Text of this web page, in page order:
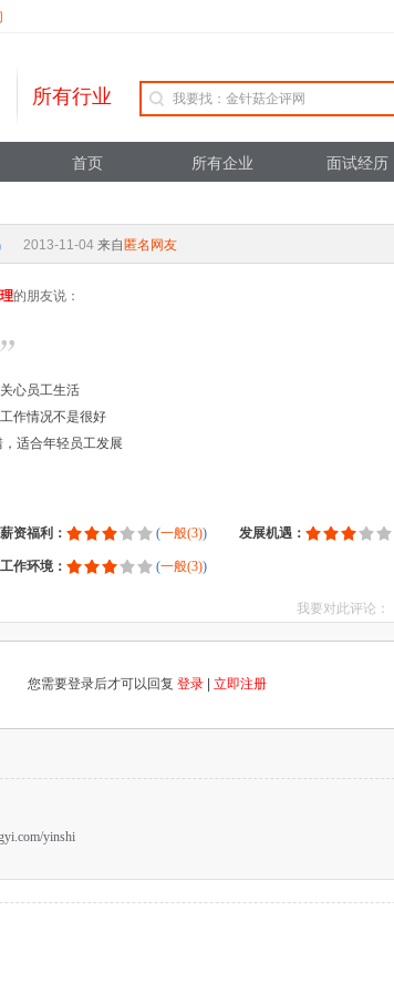
所有行业
首页 所有企业 面试经历
2013-11-04 来自 匿名网友
的朋友说：
心员工生活
作情况不是很好
适合年轻员工发展
薪资福利： (一般(3)) 发展机遇：
工作环境： (一般(3))
我要对此评论：
您需要登录后才可以回复 登录 立即注册
yinshi